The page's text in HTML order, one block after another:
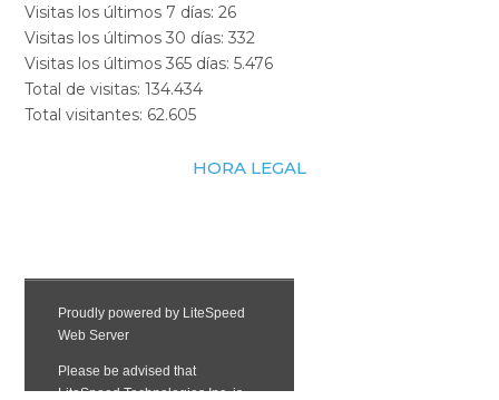
Visitas los últimos 7 días:26
Visitas los últimos 30 días:332
Visitas los últimos 365 días:5.476
Total de visitas:134.434
Total visitantes: 62.605
HORA LEGAL